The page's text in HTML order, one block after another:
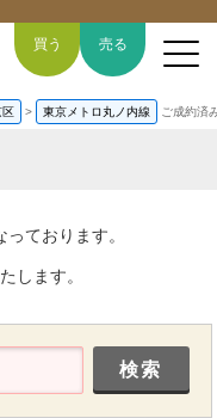
空間デザイン事例
買う 売る
区 > 東京メトロ丸ノ内線 ご成約済
ております。
します。